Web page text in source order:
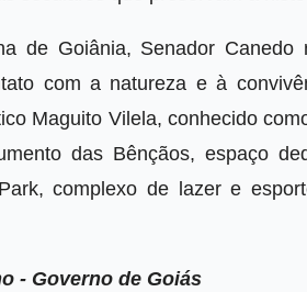
de Goiânia, Senador
com a natureza e à
Maguito Vilela, conhecido
das Bênçãos, espaço
complexo de lazer e
- Governo de Goiás